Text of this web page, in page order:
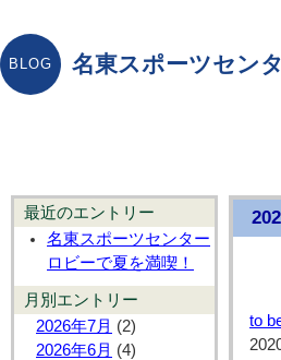
名東スポーツセン
最近のエントリー
名東スポーツセンター
ロビーで夏を満喫！
月別エントリー
2026年7月 (2)
2026年6月 (4)
to